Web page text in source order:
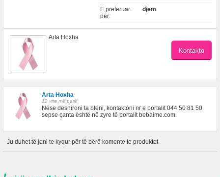
E preferuar
për:
djem
Arta Hoxha
Arta Hoxha
12 vite më parë
Nëse dëshironi ta bleni, kontaktoni nr e portalit 044 50 81 50
sepse çanta është në zyre të portalit bebaime.com.
Ju duhet të jeni te kyqur për të bërë komente te produktet